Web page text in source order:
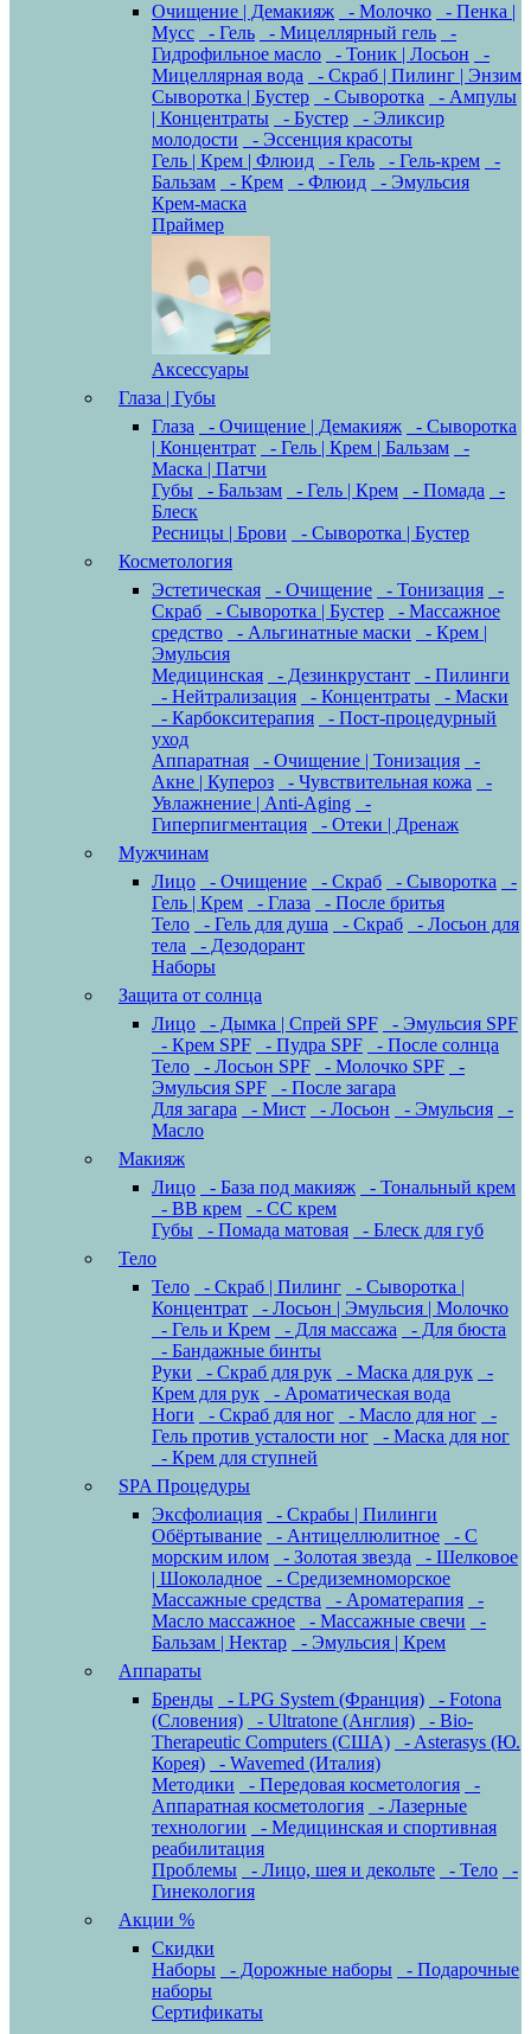
Очищение | Демакияж
- Молочко
- Пенка |
Мусс
- Гель - Мицеллярный гель
-
Гидрофильное масло
- Тоник | Лосьон
-
Мицеллярная вода
- Скраб | Пилинг | Энзим
Сыворотка | Бустер
- Сыворотка
- Ампулы
| Концентраты
- Бустер
- Эликсир
молодости
- Эссенция красоты
Гель | Крем | Флюид
- Гель - Гель-крем
-
Бальзам
- Крем - Флюид
- Эмульсия
Крем-маска
Праймер
Аксессуары
Глаза | Губы
Глаза
- Очищение | Демакияж
- Сыворотка
| Концентрат
- Гель | Крем | Бальзам
-
Маска | Патчи
Губы
- Бальзам - Гель | Крем - Помада
-
Блеск
Ресницы | Брови
- Сыворотка | Бустер
Косметология
Эстетическая
- Очищение - Тонизация
-
Скраб
- Сыворотка | Бустер
- Массажное
средство
- Альгинатные маски
- Крем |
Эмульсия
Медицинская
- Дезинкрустант
- Пилинги
- Нейтрализация
- Концентраты
- Маски
- Карбокситерапия
- Пост-процедурный
уход
Аппаратная
- Очищение | Тонизация
-
Акне | Купероз
- Чувствительная кожа
-
Увлажнение | Anti-Aging
-
Гиперпигментация
- Отеки | Дренаж
Мужчинам
Лицо
- Очищение - Скраб - Сыворотка
-
Гель | Крем
- Глаза
- После бритья
Тело
- Гель для душа - Скраб
- Лосьон для
тела
- Дезодорант
Наборы
Защита от солнца
Лицо
- Дымка | Спрей SPF
- Эмульсия SPF
- Крем SPF
- Пудра SPF
- После солнца
Тело
- Лосьон SPF - Молочко SPF
-
Эмульсия SPF
- После загара
Для загара
- Мист - Лосьон - Эмульсия
-
Масло
Макияж
Лицо
- База под макияж
- Тональный крем
- BB крем
- CC крем
Губы
- Помада матовая
- Блеск для губ
Тело
Тело
- Скраб | Пилинг
- Сыворотка |
Концентрат
- Лосьон | Эмульсия | Молочко
- Гель и Крем
- Для массажа
- Для бюста
- Бандажные бинты
Руки
- Скраб для рук - Маска для рук
-
Крем для рук
- Ароматическая вода
Ноги
- Скраб для ног - Масло для ног
-
Гель против усталости ног
- Маска для ног
- Крем для ступней
SPA Процедуры
Эксфолиация
- Скрабы | Пилинги
Обёртывание
- Антицеллюлитное
- С
морским илом
- Золотая звезда
- Шелковое
| Шоколадное
- Средиземноморское
Массажные средства
- Ароматерапия
-
Масло массажное
- Массажные свечи
-
Бальзам | Нектар
- Эмульсия | Крем
Аппараты
Бренды
- LPG System (Франция)
- Fotona
(Словения)
- Ultratone (Англия)
- Bio-
Therapeutic Computers (США)
- Asterasys (Ю.
Корея)
- Wavemed (Италия)
Методики
- Передовая косметология
-
Аппаратная косметология
- Лазерные
технологии
- Медицинская и спортивная
реабилитация
Проблемы
- Лицо, шея и декольте - Тело
-
Гинекология
Акции %
Скидки
Наборы
- Дорожные наборы
- Подарочные
наборы
Сертификаты